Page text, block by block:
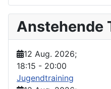
Anstehende
12 Aug. 2026;
18:15 - 20:00
Jugendtraining